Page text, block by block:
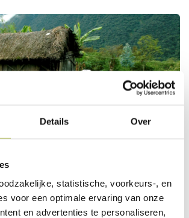
Details Over
statistische, voorkeurs-, en
voor een optimale ervaring van onze
en advertenties te personaliseren,
Shared
Resources, Joint Solutions
Female leadership:
stories of change